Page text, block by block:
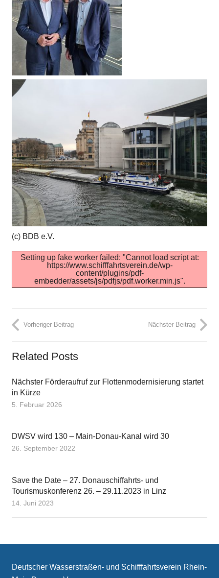
(c) BDB e.V.
Setting up fake worker failed: "Cannot load script at:
https://www.schifffahrtsverein.de/wp-
content/plugins/pdf-
embedder/assets/js/pdfjs/pdf.worker.min.js".
Vorheriger Beitrag Nächster Beitrag
Related Posts
Nächster Förderaufruf zur Flottenmodernisierung startet
in Kürze
5. Februar 2026
DWSV wird 130 – Main-Donau-Kanal wird 30
26. September 2022
Save the Date – 27. Donauschiffahrts- und
Tourismuskonferenz 26. – 29.11.2023 in Linz
14. Juni 2023
Deutscher Wasserstraßen- und Schifffahrtsverein Rhein-